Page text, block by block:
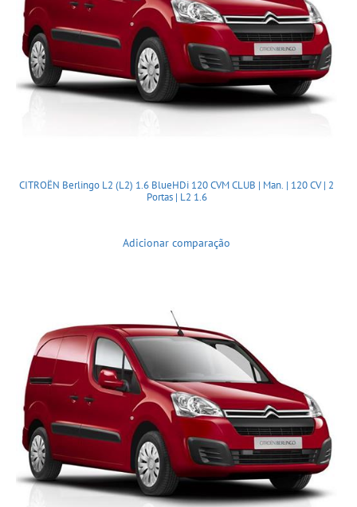
CITROËN Berlingo L2 (L2) 1.6 BlueHDi 120 CVM CLUB | Man. | 120 CV | 2
Portas | L2 1.6
Adicionar comparação